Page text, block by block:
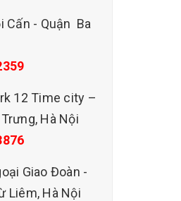
Cấn - Quận Ba
12 Time city –
Hà Nội
Giao Đoàn -
Liêm, Hà Nội